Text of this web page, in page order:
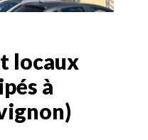
locaux
à